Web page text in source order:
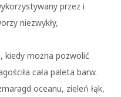
przez i
niezwykły,
można pozwolić
cała paleta barw.
oceanu, zieleń łąk,